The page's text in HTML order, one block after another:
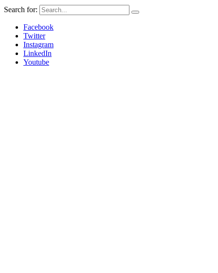
Search for:
Facebook
Twitter
Instagram
LinkedIn
Youtube